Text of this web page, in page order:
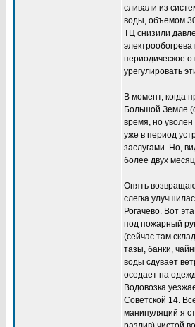
сливали из
воды, объемом
ТЦ снизили
периодическое
урегулировать
В момент, когда
Большой Земле
время, но
уже в период
заслугами. Но,
более двух
Опять
слегка
Рогачево. Вот
под пожарный
(сейчас там
тазы, банки,
воды сдувает
оседает на
Водовозка
Советской 14.
манипуляций я